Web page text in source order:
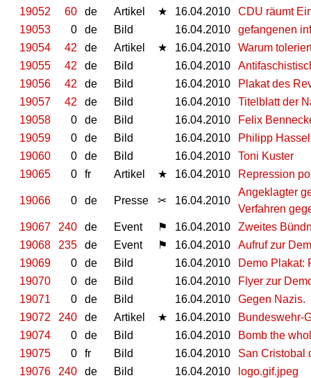
19052
60 de Artikel ★ 16.04.2010
CDU räumt
19053
0 de Bild 16.04.2010
gefangenen
19054
42 de Artikel ★ 16.04.2010
Warum
19055
42 de Bild 16.04.2010
19056
42 de Bild 16.04.2010
Plakat des
19057
42 de Bild 16.04.2010
Titelblatt der
19058
0 de Bild 16.04.2010
Felix
19059
0 de Bild 16.04.2010
Philipp
19060
0 de Bild 16.04.2010
Toni Kuster
19065
0 fr Artikel ★ 16.04.2010 Repression
19066 0 de Presse ✂ 16.04.2010
Angeklagter
Verfahren
19067
240 de Event ⚑ 16.04.2010
Zweites
19068
235 de Event ⚑ 16.04.2010
Aufruf zur
19069
0 de Bild 16.04.2010
Demo Plakat:
19070
0 de Bild 16.04.2010
Flyer zur
19071
0 de Bild 16.04.2010
Gegen Nazis.
19072
240 de Artikel ★ 16.04.2010
Bundeswehr-
19074
0 de Bild 16.04.2010
Bomb the
19075
0 fr Bild 16.04.2010
San Cristobal
19076
240 de Bild 16.04.2010
logo.gif.jpeg